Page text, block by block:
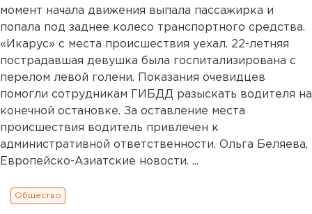
момент начала движения выпала пассажирка и
попала под заднее колесо транспортного средства.
«Икарус» с места происшествия уехал. 22-летняя
пострадавшая девушка была госпитализирована с
перелом левой голени. Показания очевидцев
помогли сотрудникам ГИБДД разыскать водителя на
конечной остановке. За оставление места
происшествия водитель привлечен к
административной ответственности. Ольга Беляева,
Европейско-Азиатские новости. ...
Общество